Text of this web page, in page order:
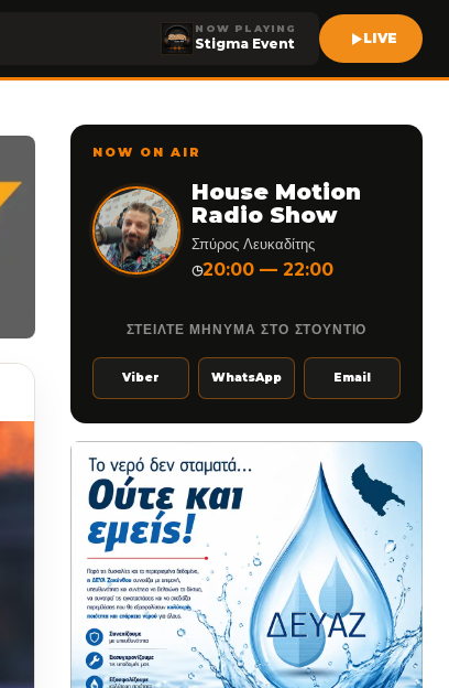
NOW PLAYING
Stigma Event LIVE
NOW ON AIR
House Motion
Radio Show
Σπύρος Λευκαδίτης
◷20:00 — 22:00
ΣΤΕΙΛΤΕ ΜΗΝΥΜΑ ΣΤΟ ΣΤΟΥΝΤΙΟ
Viber WhatsApp Email